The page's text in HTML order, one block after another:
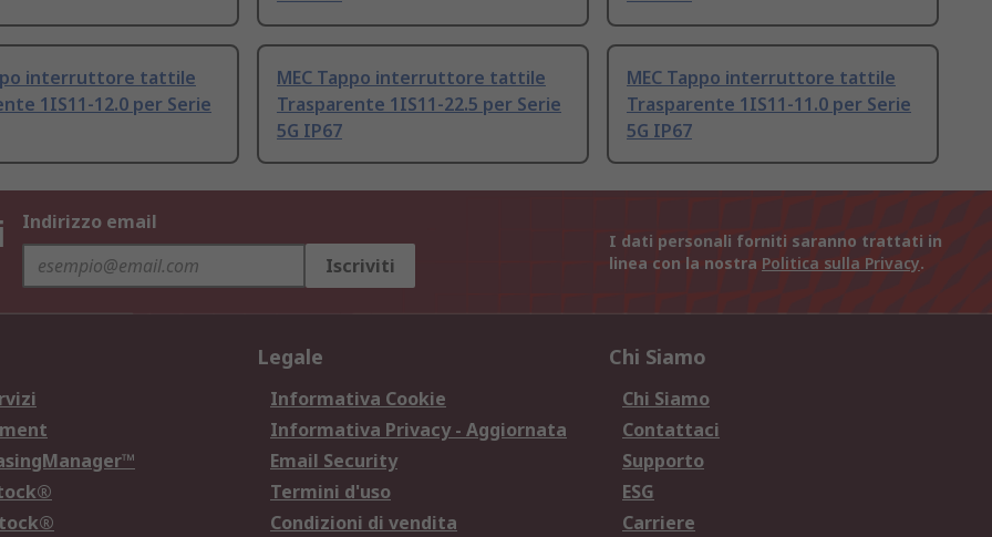
interruttore tattile
1IS11-12.0 per Serie
MEC Tappo interruttore tattile
Trasparente 1IS11-22.5 per Serie
5G IP67
MEC Tappo interruttore tattile
Trasparente 1IS11-11.0 per Serie
5G IP67
Indirizzo email
Iscriviti
I dati personali forniti saranno trattati in
linea con la nostra Politica sulla Privacy.
Legale
Informativa Cookie
Informativa Privacy - Aggiornata
Email Security
Termini d'uso
Condizioni di vendita
Chi Siamo
Chi Siamo
Contattaci
Supporto
ESG
Carriere